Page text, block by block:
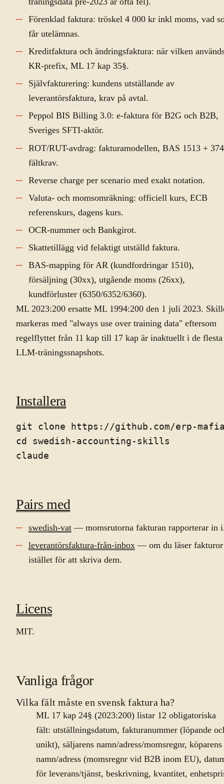
Förenklad faktura: tröskel 4 000 kr inkl moms, vad
får utelämnas.
Kreditfaktura och ändringsfaktura: när vilken
KR-prefix, ML 17 kap 35§.
Självfakturering: kundens utställande av
leverantörsfaktura, krav på avtal.
Peppol BIS Billing 3.0: e-faktura för B2G och B2B,
Sveriges SFTI-aktör.
ROT/RUT-avdrag: fakturamodellen, BAS 1513 +
fältkrav.
Reverse charge per scenario med exakt notation.
Valuta- och momsomräkning: officiell kurs, ECB
referenskurs, dagens kurs.
OCR-nummer och Bankgirot.
Skattetillägg vid felaktigt utställd faktura.
BAS-mapping för AR (kundfordringar 1510),
försäljning (30xx), utgående moms (26xx),
kundförluster (6350/6352/6360).
ML 2023:200 ersatte ML 1994:200 den 1 juli 2023.
markeras med "always use over training data" eftersom
regelflyttet från 11 kap till 17 kap är inaktuellt i de flesta
LLM-träningssnapshots.
Installera
git clone https://github.com/erp-
cd swedish-accounting-skills
Pairs med
swedish-vat— momsrutorna fakturan rapporterar in
leverantörsfaktura-från-inbox— om du läser fakturor
istället för att skriva dem.
Licens
MIT.
Vanliga frågor
Vilka fält måste en svensk faktura ha?
ML 17 kap 24§ (2023:200) listar 12 obligatoriska
fält: utställningsdatum, fakturanummer (löpande
unikt), säljarens namn/adress/momsregnr, köparens
namn/adress (momsregnr vid B2B inom EU),
för leverans/tjänst, beskrivning, kvantitet,